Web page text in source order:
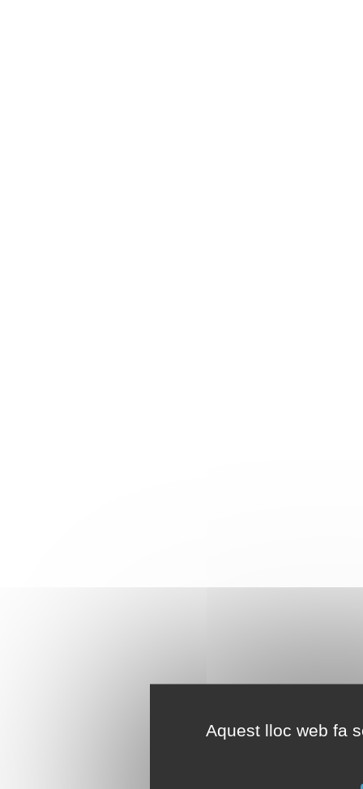
Aquest lloc web fa